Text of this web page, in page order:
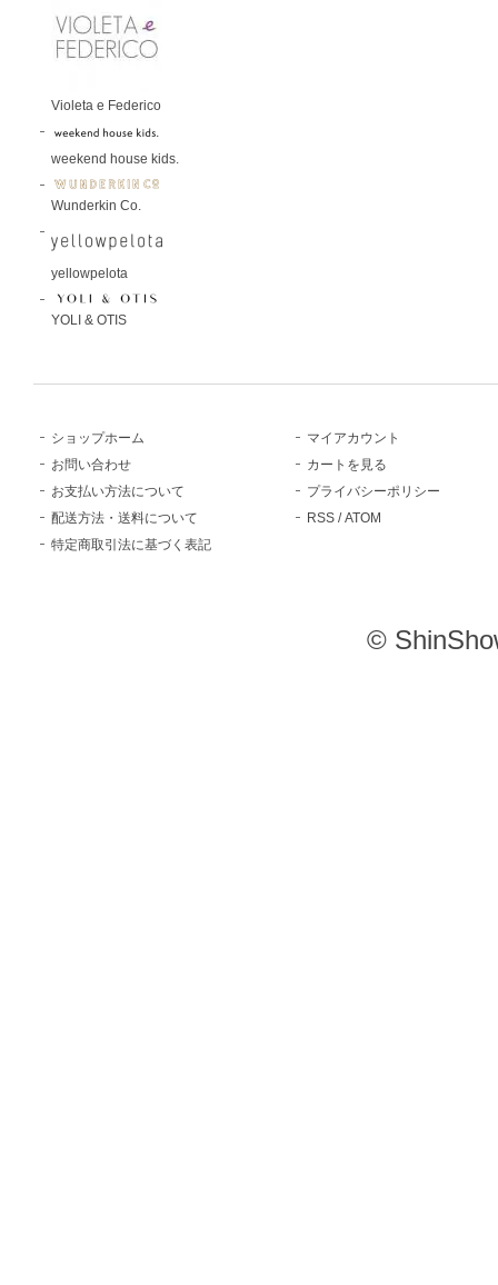
Violeta e Federico
weekend house kids.
Wunderkin Co.
yellowpelota
YOLI & OTIS
ショップホーム
お問い合わせ
お支払い方法について
配送方法・送料について
特定商取引法に基づく表記
マイアカウント
カートを見る
プライバシーポリシー
RSS /ATOM
©